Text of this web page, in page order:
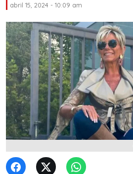
abril 15, 2024 - 10:09 am